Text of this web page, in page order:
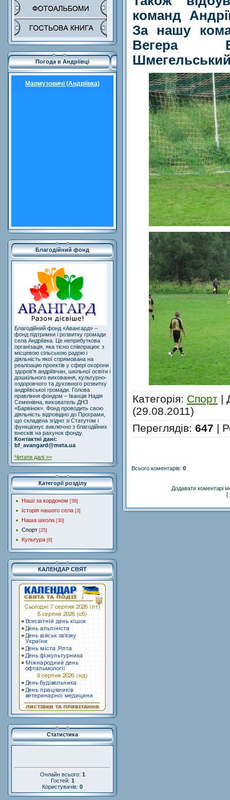
Погода в Андріївці
Мармузовичі (Андріївка)
Благодійний фонд
Благодійний фонд «Авангард» –
фонд підтримки і розвитку громади
села Андріївка. Це неприбуткова
організація, яка тісно співпрацює з
місцевою сільською радою і
діяльність якої спрямована на
реалізацію проектів у сфері охорони
здоров'я андріївчан, шкільної освіти і
дошкільного виховання, культурно-
оздоровчого та духовного розвитку
андріївської громади. Голова
правління фондом – Іванців Надія
Семенівна, вихователь ДНЗ
«Барвінок». Фонд проводить свою
діяльність відповідно до Програми,
що складена згідно зі Статутом і
функціонує виключно з благодійних
внесків на рахунок фонду.
Контактні дані:
bf_avangard@meta.ua
Читати далі >>
Категорії розділу
Наші за кордоном [38]
Історія нашого села [3]
Наша школа [30]
Спорт [25]
Культура [8]
КАЛЕНДАР СВЯТ
Статистика
Онлайн всього: 1
Гостей: 1
Користувачів: 0
команд
За нашу
Вегера
Категорія: Спорт |
(29.08.2011)
Переглядів: 647 |
Всього коментарів: 0
Додавати коментарі
[